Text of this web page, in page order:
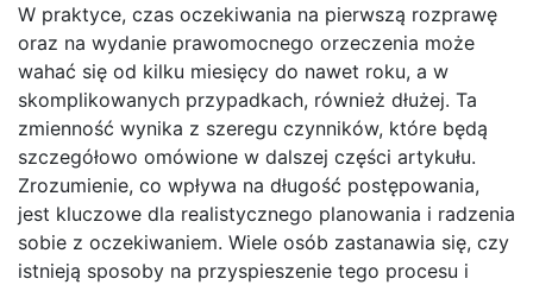
W praktyce, czas oczekiwania na pierwszą rozprawę
oraz na wydanie prawomocnego orzeczenia może
wahać się od kilku miesięcy do nawet roku, a w
skomplikowanych przypadkach, również dłużej. Ta
zmienność wynika z szeregu czynników, które będą
szczegółowo omówione w dalszej części artykułu.
Zrozumienie, co wpływa na długość postępowania,
jest kluczowe dla realistycznego planowania i radzenia
sobie z oczekiwaniem. Wiele osób zastanawia się, czy
istnieją sposoby na przyspieszenie tego procesu i